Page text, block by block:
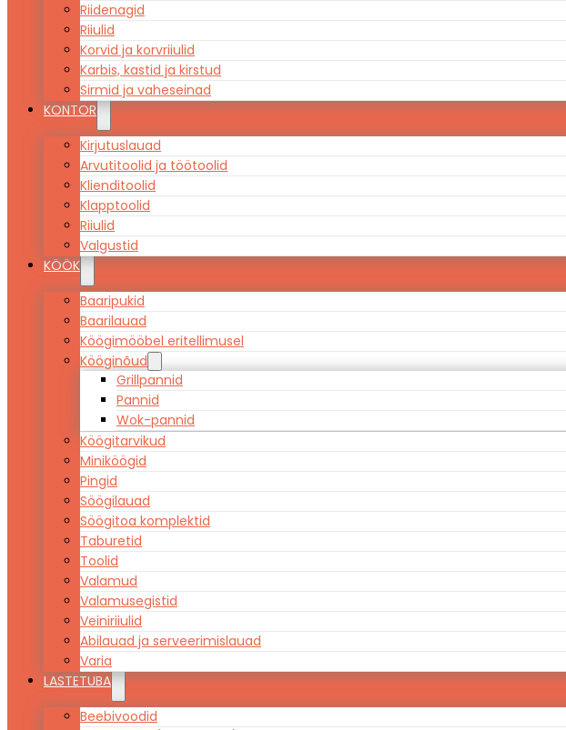
Riidenagid
Riiulid
Korvid ja korvriiulid
Karbis, kastid ja kirstud
Sirmid ja vaheseinad
KONTOR
Kirjutuslauad
Arvutitoolid ja töötoolid
Klienditoolid
Klapptoolid
Riiulid
Valgustid
KÖÖK
Baaripukid
Baarilauad
Köögimööbel eritellimusel
Kööginõud
Grillpannid
Pannid
Wok-pannid
Köögitarvikud
Miniköögid
Pingid
Söögilauad
Söögitoa komplektid
Taburetid
Toolid
Valamud
Valamusegistid
Veiniriiulid
Abilauad ja serveerimislauad
Varia
LASTETUBA
Beebivoodid